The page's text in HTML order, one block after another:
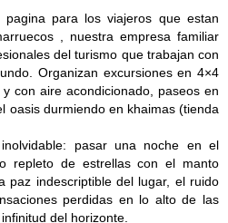
pagina para los viajeros que estan
, nuestra empresa familiar
del turismo que trabajan con
Organizan excursiones en 4×4
con aire acondicionado, paseos en
oasis durmiendo en khaimas (tienda
pasar una noche en el
repleto de estrellas con el manto
paz indescriptible del lugar, el ruido
perdidas en lo alto de las
del horizonte.